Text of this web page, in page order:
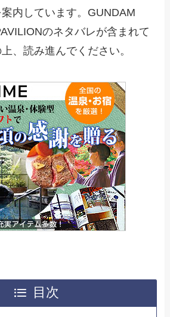
内しています。GUNDAM
のネタバレが含まれて
、読み進んでください。
目次